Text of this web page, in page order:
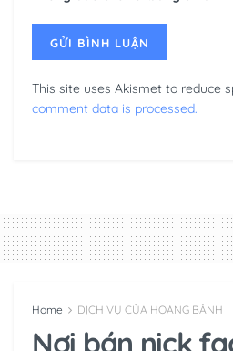
This site uses Akismet to reduce
comment data is processed.
Home DỊCH VỤ CỦA HOÀNG BẢNH
Nơi bán nick